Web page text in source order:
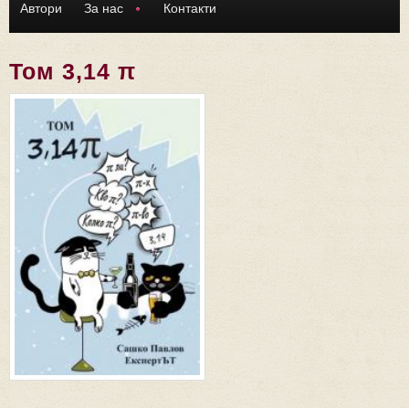
Автори За нас Контакти
Том 3,14 π